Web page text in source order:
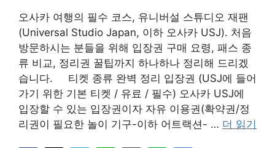
오사카 여행의 필수 코스, 유니버설 스튜디오 재팬
(Universal Studio Japan, 이하 오사카 USJ). 처음
방문하시는 분들을 위해 입장권 구매 요령, 패스 종
류 비교, 정리권 꿀팁까지 하나하나 정리해 드리겠
습니다. 티켓 종류 완벽 정리 입장권 (USJ에 들어
가기 위한 기본 티켓 / 유료 / 필수) 오사카 USJ에
입장할 수 있는 입장권이자 자유 이용권(확약권/정
리권이 필요한 놀이 기구-이하 어트랙션- … 더 읽기